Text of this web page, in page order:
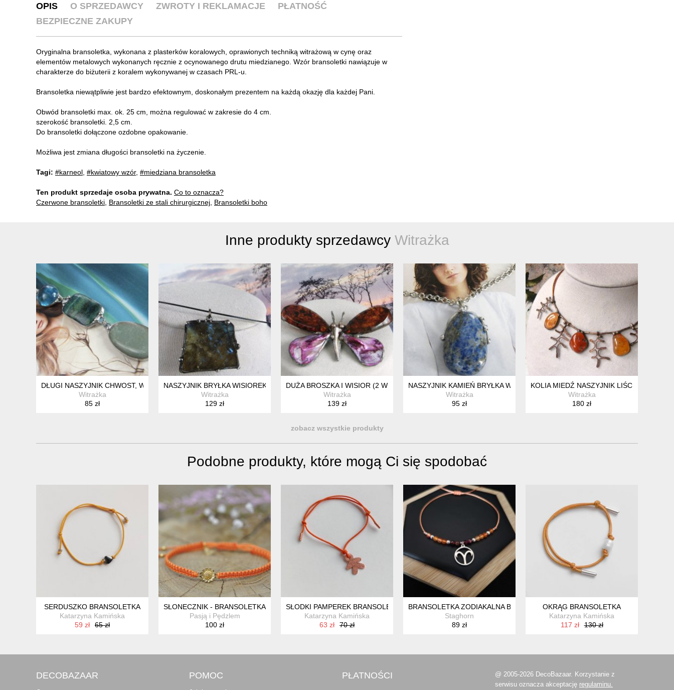
OPIS O SPRZEDAWCY ZWROTY I REKLAMACJE
PŁATNOŚĆ
BEZPIECZNE ZAKUPY
Oryginalna bransoletka, wykonana z plasterków koralowych, oprawionych techniką witrażową w cynę oraz
elementów metalowych wykonanych ręcznie z ocynowanego drutu miedzianego. Wzór bransoletki nawiązuje w
charakterze do biżuterii z koralem wykonywanej w czasach PRL-u.
Bransoletka niewątpliwie jest bardzo efektownym, doskonałym prezentem na każdą okazję dla każdej Pani.
Obwód bransoletki max. ok. 25 cm, można regulować w zakresie do 4 cm.
szerokość bransoletki. 2,5 cm.
Do bransoletki dołączone ozdobne opakowanie.
Możliwa jest zmiana długości bransoletki na życzenie.
Tagi: #karneol #kwiatowy wzór, #miedziana bransoletka
Ten produkt sprzedaje osoba prywatna. Co to oznacza?
Czerwone bransoletki Bransoletki ze stali chirurgicznej Bransoletki boho
Inne produkty sprzedawcy Witrażka
DŁUGI NASZYJNIK CHWOST, WISIOREK Z ŁAŃCUSZKIEM: AWENTURYN I BŁĘKIT
Witrażka
85 zł
NASZYJNIK BRYŁKA WISIOREK LABRADORYT BRYŁKA KAMIEŃ
Witrażka
129 zł
DUŻA BROSZKA I WISIOR (2 W 1): MOTYL BURSZTYNOWY Z KOLOREM FUKSJI
Witrażka
139 zł
NASZYJNIK KAMIEŃ BRYŁKA WISIOREK Z ŁAŃCUSZKIEM: LAPIS LAZULI
Witrażka
95 zł
KOLIA MIEDŹ NASZYJNIK LIŚCIE Z
Witrażka
180 zł
zobacz wszystkie produkty
Podobne produkty, które mogą Ci się spodobać
SERDUSZKO BRANSOLETKA
Katarzyna Kamińska
59 zł
65 zł
SŁONECZNIK - BRANSOLETKA Z KWIATKIEM, SREBRO 925 POZŁACANE
Pasją i Pędzlem
100 zł
SŁODKI PAMPEREK BRANSOLETKA
Katarzyna Kamińska
63 zł
70 zł
BRANSOLETKA ZODIAKALNA BARAN ZE SREBRNĄ ZAWIESZKĄ
Staghorn
89 zł
OKRĄG BRANSOLETKA
Katarzyna Kamińska
117 zł
130 zł
DECOBAZAAR POMOC PŁATNOŚCI
@ 2005-2026 DecoBazaar. Korzystanie z
serwisu oznacza akceptację regulaminu.